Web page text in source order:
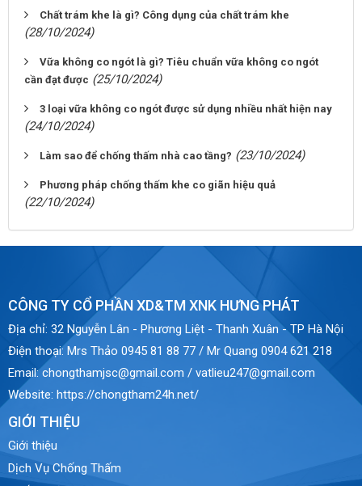
Chất trám khe là gì? Công dụng của chất trám khe
(28/10/2024)
Vữa không co ngót là gì? Tiêu chuẩn vữa không co ngót
cần đạt được (25/10/2024)
3 loại vữa không co ngót được sử dụng nhiều nhất hiện nay
(24/10/2024)
Làm sao để chống thấm nhà cao tầng? (23/10/2024)
Phương pháp chống thấm khe co giãn hiệu quả
(22/10/2024)
CÔNG TY CỔ PHẦN XD&TM XNK HƯNG PHÁT
Địa chỉ: 32 Nguyễn Lân - Phương Liệt - Thanh Xuân - TP Hà Nội
Điện thoại: Mrs Thảo 0945 81 88 77 / Mr Quang 0904 621 218
Email:chongthamjsc@gmail.com / vatlieu247@gmail.com
Website: https://chongtham24h.net/
GIỚI THIỆU
Giới thiệu
Dịch Vụ Chống Thấm